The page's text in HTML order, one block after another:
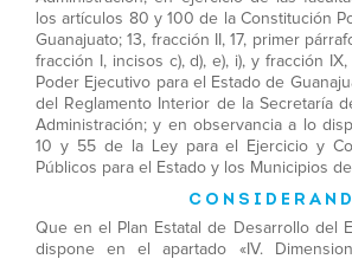
los artículos 80 y 100 de la Constitución
Guanajuato; 13, fracción II, 17, primer
fracción I, incisos c), d), e), i), y fracción
Poder Ejecutivo para el Estado de
del Reglamento Interior de la Secretaría
Administración; y en observancia a lo
10 y 55 de la Ley para el Ejercicio y
Públicos para el Estado y los Municipios
C O N S I D E R A N
Que en el Plan Estatal de Desarrollo del
dispone en el apartado «IV.